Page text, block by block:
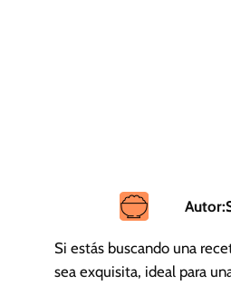
Autor:
Si estás buscando una
sea exquisita, ideal para